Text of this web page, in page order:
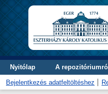
Nyitólap A repozitóriumról
Bejelentkezés adatfeltöltéshez